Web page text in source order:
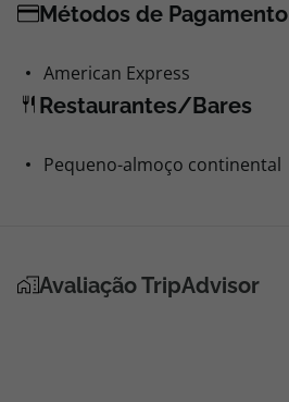
Métodos de Pagamento
American Express
Restaurantes/Bares
Pequeno-almoço continental
Avaliação TripAdvisor